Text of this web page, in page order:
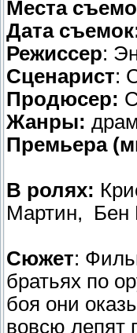
Места
Дата
Режиссер:
Сценарист:
Продюсер:
Жанры:
Премьера
В ролях:
Мартин, Бен
Сюжет:
братьях по
боя они
вовсю лепят